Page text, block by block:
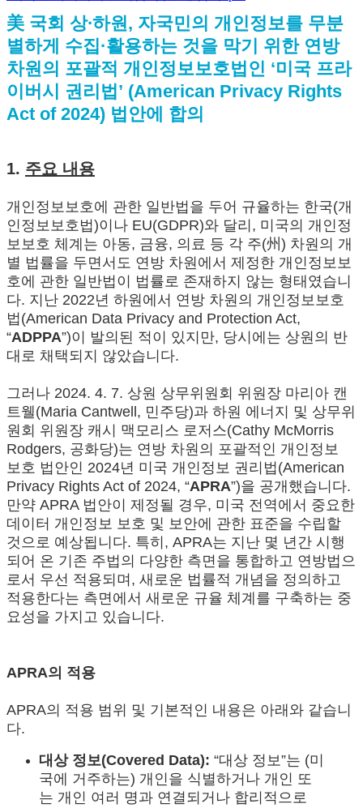
美 국회 상∙하원, 자국민의 개인정보를 무분
별하게 수집·활용하는 것을 막기 위한 연방
차원의 포괄적 개인정보보호법인 ‘미국 프라
이버시 권리법’ (American Privacy Rights
Act of 2024) 법안에 합의
1. 주요 내용
개인정보보호에 관한 일반법을 두어 규율하는 한국(개
인정보보호법)이나 EU(GDPR)와 달리, 미국의 개인정
보보호 체계는 아동, 금융, 의료 등 각 주(州) 차원의 개
별 법률을 두면서도 연방 차원에서 제정한 개인정보보
호에 관한 일반법이 법률로 존재하지 않는 형태였습니
다. 지난 2022년 하원에서 연방 차원의 개인정보보호
법(American Data Privacy and Protection Act,
“ADPPA”)이 발의된 적이 있지만, 당시에는 상원의 반
대로 채택되지 않았습니다.
그러나 2024. 4. 7. 상원 상무위원회 위원장 마리아 캔
트웰(Maria Cantwell, 민주당)과 하원 에너지 및 상무위
원회 위원장 캐시 맥모리스 로저스(Cathy McMorris
Rodgers, 공화당)는 연방 차원의 포괄적인 개인정보
보호 법안인 2024년 미국 개인정보 권리법(American
Privacy Rights Act of 2024, “APRA”)을 공개했습니다.
만약 APRA 법안이 제정될 경우, 미국 전역에서 중요한
데이터 개인정보 보호 및 보안에 관한 표준을 수립할
것으로 예상됩니다. 특히, APRA는 지난 몇 년간 시행
되어 온 기존 주법의 다양한 측면을 통합하고 연방법으
로서 우선 적용되며, 새로운 법률적 개념을 정의하고
적용한다는 측면에서 새로운 규율 체계를 구축하는 중
요성을 가지고 있습니다.
APRA의 적용
APRA의 적용 범위 및 기본적인 내용은 아래와 같습니
다.
대상 정보(Covered Data): “대상 정보”는 (미
국에 거주하는) 개인을 식별하거나 개인 또
는 개인 여러 명과 연결되거나 합리적으로